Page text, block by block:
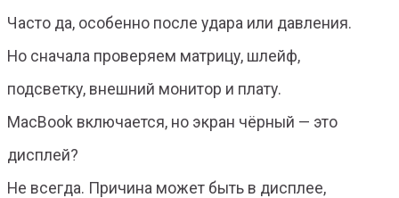
Часто да, особенно после удара или давления.
Но сначала проверяем матрицу, шлейф,
подсветку, внешний монитор и плату.
MacBook включается, но экран чёрный — это
дисплей?
Не всегда. Причина может быть в дисплее,